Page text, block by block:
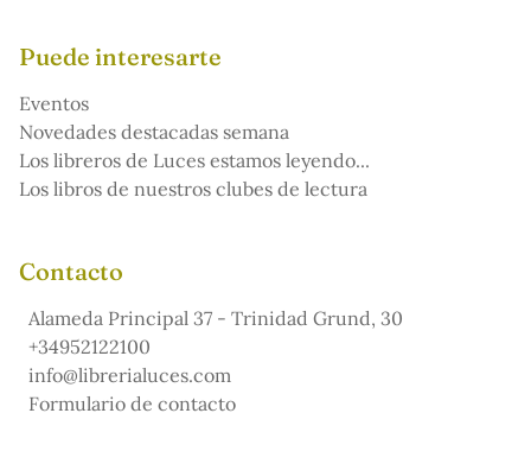
Puede interesarte
Eventos
Novedades destacadas semana
Los libreros de Luces estamos leyendo...
Los libros de nuestros clubes de lectura
Contacto
Alameda Principal 37 - Trinidad Grund, 30
+34952122100
info@librerialuces.com
Formulario de contacto